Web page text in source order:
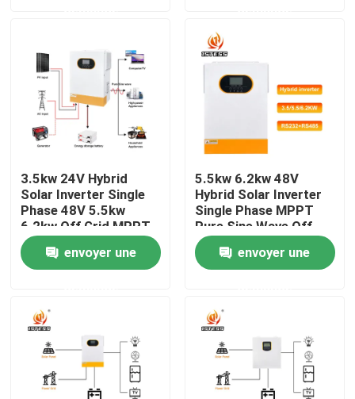
À propos de nous
Visite de l'usine
Nous contacter
Nouvelles
Demandez un devis
commande variable de fréquence de vfd
3.5kw 24V Hybrid
Solar Inverter Single
Phase 48V 5.5kw
6.2kw Off Grid MPPT
Pure Sine Wave With
Lithium Battery
Activation
envoyer une
5.5kw 6.2kw 48V
Hybrid Solar Inverter
Single Phase MPPT
Pure Sine Wave Off
Grid Solar Inverter
Fast 10ms Transfer
Time
envoyer une